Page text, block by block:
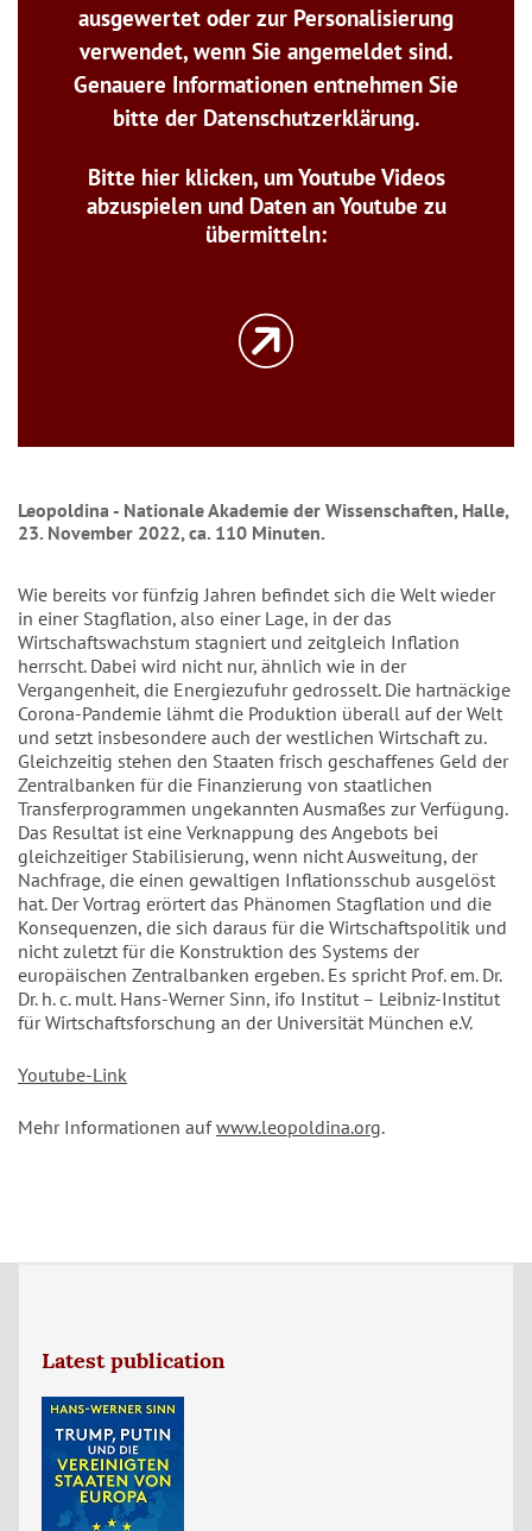
ausgewertet oder zur Personalisierung
verwendet, wenn Sie angemeldet sind.
Genauere Informationen entnehmen Sie
bitte der Datenschutzerklärung.
Bitte hier klicken, um Youtube Videos
abzuspielen und Daten an Youtube zu
übermitteln:
Leopoldina - Nationale Akademie der Wissenschaften, Halle,
23. November 2022, ca. 110 Minuten.
Wie bereits vor fünfzig Jahren befindet sich die Welt wieder
in einer Stagflation, also einer Lage, in der das
Wirtschaftswachstum stagniert und zeitgleich Inflation
herrscht. Dabei wird nicht nur, ähnlich wie in der
Vergangenheit, die Energiezufuhr gedrosselt. Die hartnäckige
Corona-Pandemie lähmt die Produktion überall auf der Welt
und setzt insbesondere auch der westlichen Wirtschaft zu.
Gleichzeitig stehen den Staaten frisch geschaffenes Geld der
Zentralbanken für die Finanzierung von staatlichen
Transferprogrammen ungekannten Ausmaßes zur Verfügung.
Das Resultat ist eine Verknappung des Angebots bei
gleichzeitiger Stabilisierung, wenn nicht Ausweitung, der
Nachfrage, die einen gewaltigen Inflationsschub ausgelöst
hat. Der Vortrag erörtert das Phänomen Stagflation und die
Konsequenzen, die sich daraus für die Wirtschaftspolitik und
nicht zuletzt für die Konstruktion des Systems der
europäischen Zentralbanken ergeben. Es spricht Prof. em. Dr.
Dr. h. c. mult. Hans-Werner Sinn, ifo Institut – Leibniz-Institut
für Wirtschaftsforschung an der Universität München e.V.
Youtube-Link
Mehr Informationen aufwww.leopoldina.org.
Latest publication